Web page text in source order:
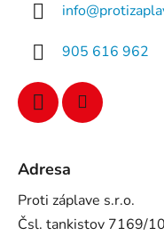
info@
905 616 962
Adresa
Proti záplave s.r.o.
Čsl. tankistov 7169/